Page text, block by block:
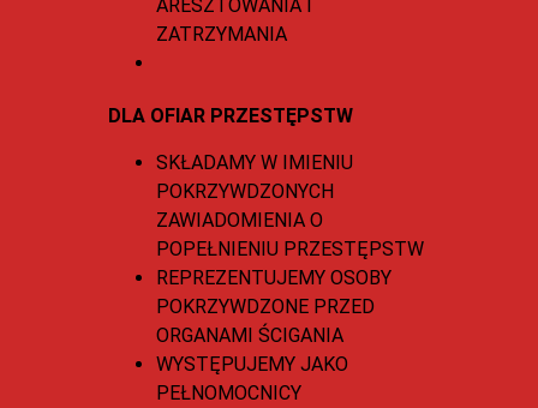
DLA OFIAR PRZESTĘPSTW
SKŁADAMY W IMIENIU
POKRZYWDZONYCH
ZAWIADOMIENIA O
POPEŁNIENIU PRZESTĘPSTW
REPREZENTUJEMY OSOBY
POKRZYWDZONE PRZED
ORGANAMI ŚCIGANIA
WYSTĘPUJEMY JAKO
PEŁNOMOCNICY
ARESZTOWANIA I
ZATRZYMANIA